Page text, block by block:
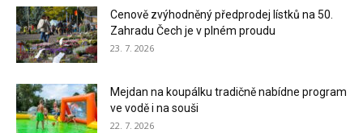
Cenově zvýhodněný předprodej lístků na 50.
Zahradu Čech je v plném proudu
23. 7. 2026
Mejdan na koupálku tradičně nabídne program
ve vodě i na souši
22. 7. 2026